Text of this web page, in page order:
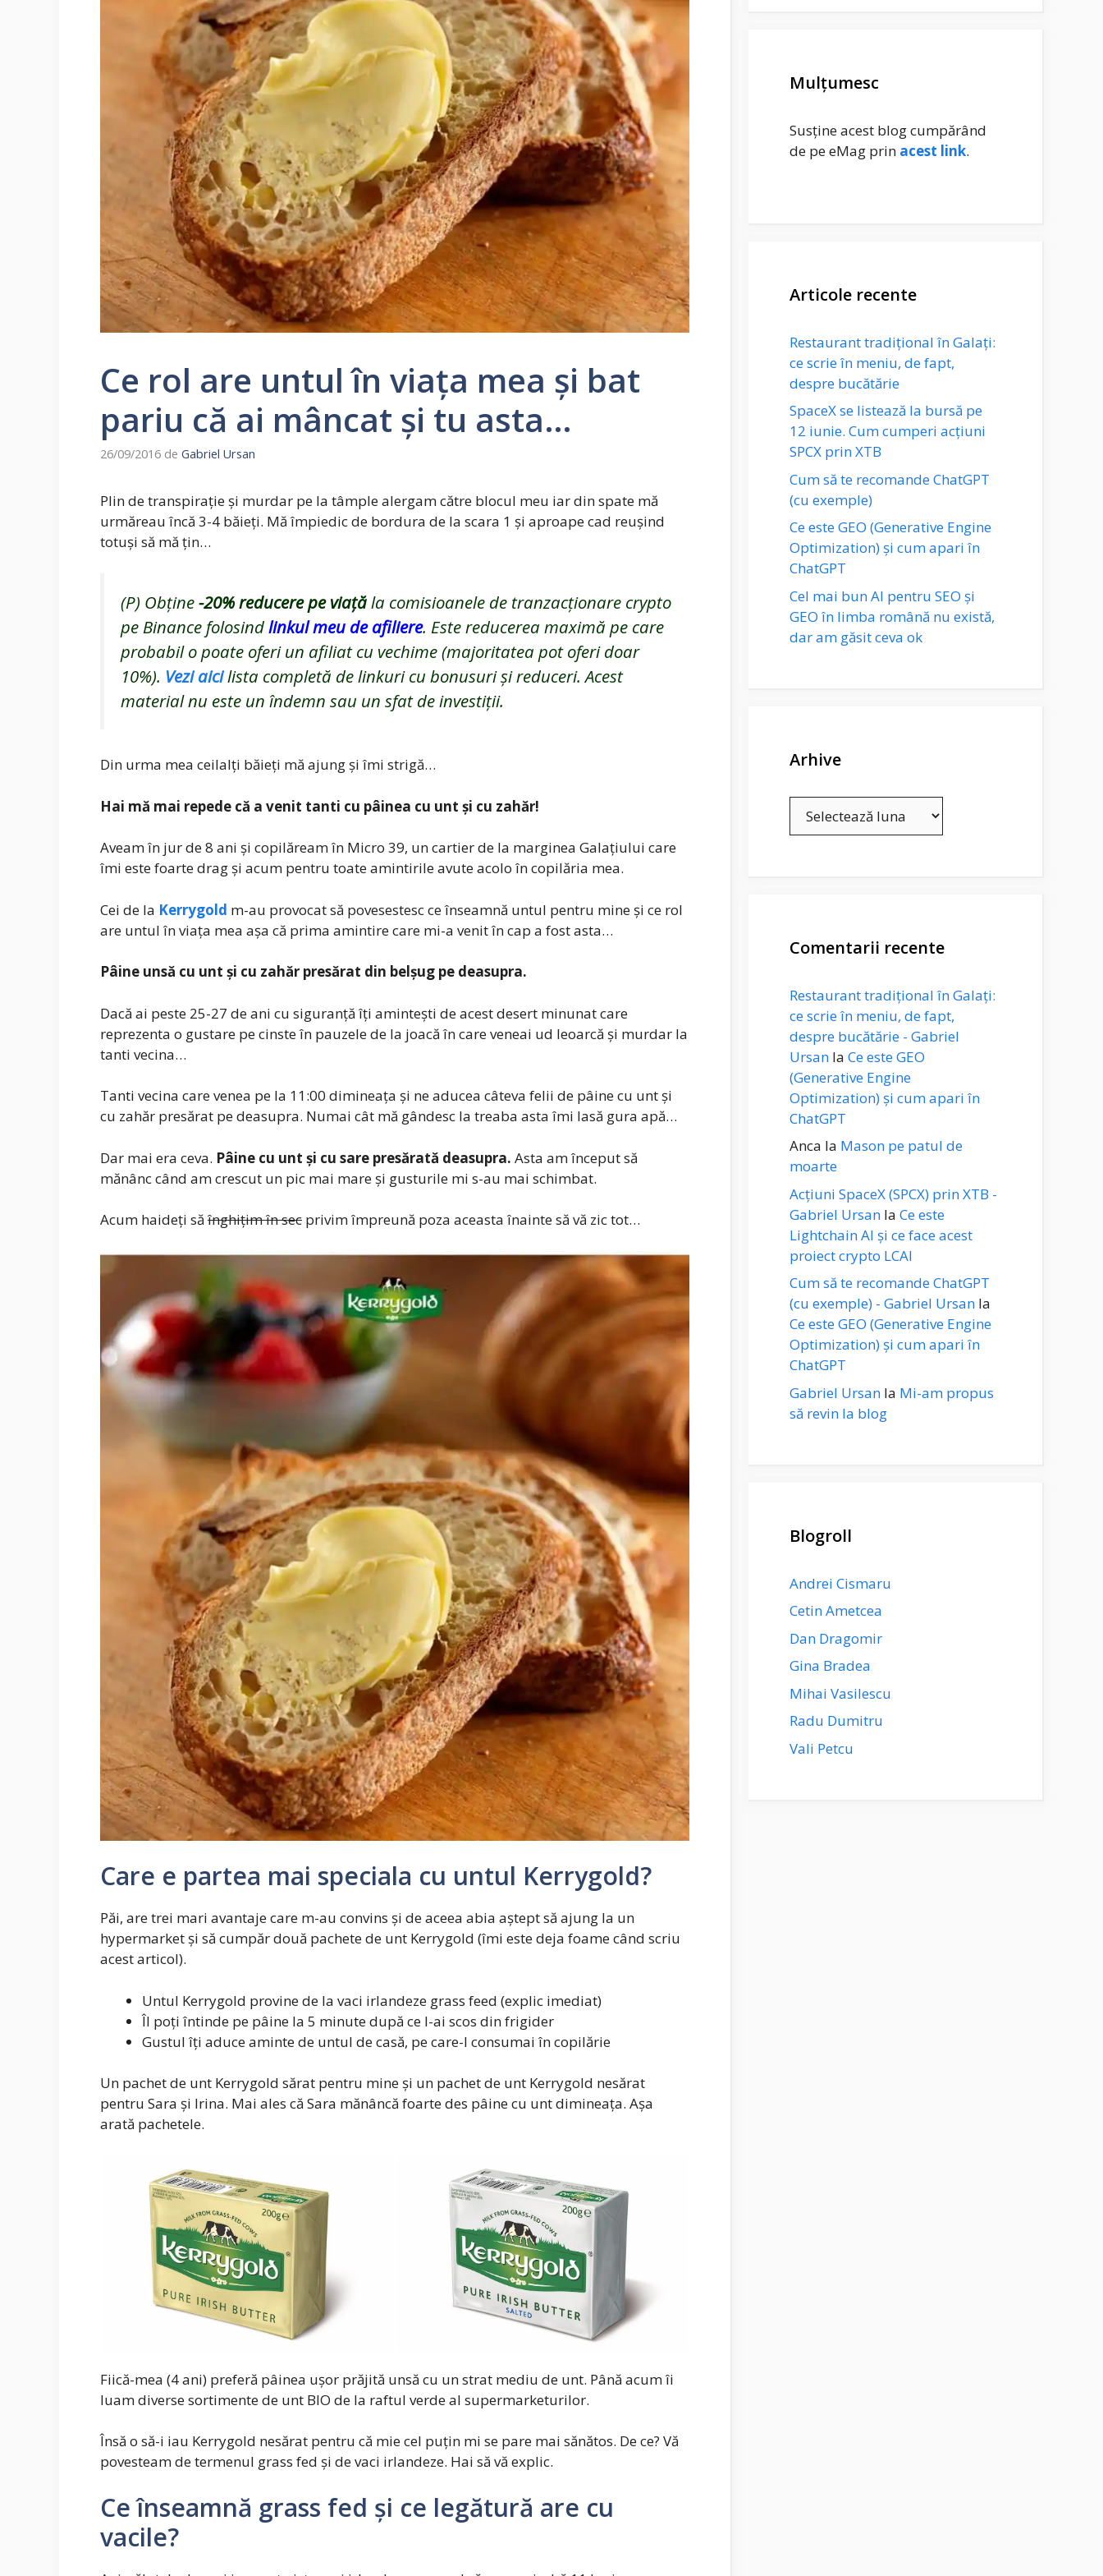
Ce rol are untul în viața mea și bat
pariu că ai mâncat și tu asta…
26/09/2016 de Gabriel Ursan
Plin de transpirație și murdar pe la tâmple alergam către blocul meu iar din spate mă
urmăreau încă 3-4 băieți. Mă împiedic de bordura de la scara 1 și aproape cad reușind
totuși să mă țin…
(P) Obține-20%reducere pe viațăla comisioanele de tranzacționare crypto
pe Binance folosindlinkul meu de afiliere. Este reducerea maximă pe care
probabil o poate oferi un afiliat cu vechime (majoritatea pot oferi doar
10%). Vezi aicilista completă de linkuri cu bonusuri și reduceri. Acest
material nu este un îndemn sau un sfat de investiții.
Din urma mea ceilalți băieți mă ajung și îmi strigă…
Hai mă mai repede că a venit tanti cu pâinea cu unt și cu zahăr!
Aveam în jur de 8 ani și copilăream în Micro 39, un cartier de la marginea Galațiului care
îmi este foarte drag și acum pentru toate amintirile avute acolo în copilăria mea.
Cei de la Kerrygold m-au provocat să povesestesc ce înseamnă untul pentru mine și ce rol
are untul în viața mea așa că prima amintire care mi-a venit în cap a fost asta…
Pâine unsă cu unt și cu zahăr presărat din belșug pe deasupra.
Dacă ai peste 25-27 de ani cu siguranță îți amintești de acest desert minunat care
reprezenta o gustare pe cinste în pauzele de la joacă în care veneai ud leoarcă și murdar la
tanti vecina…
Tanti vecina care venea pe la 11:00 dimineața și ne aducea câteva felii de pâine cu unt și
cu zahăr presărat pe deasupra. Numai cât mă gândesc la treaba asta îmi lasă gura apă…
Dar mai era ceva. Pâine cu unt și cu sare presărată deasupra. Asta am început să
mănânc când am crescut un pic mai mare și gusturile mi s-au mai schimbat.
Acum haideți să înghițim în sec privim împreună poza aceasta înainte să vă zic tot…
Care e partea mai speciala cu untul Kerrygold?
Păi, are trei mari avantaje care m-au convins și de aceea abia aștept să ajung la un
hypermarket și să cumpăr două pachete de unt Kerrygold (îmi este deja foame când scriu
acest articol).
Untul Kerrygold provine de la vaci irlandeze grass feed (explic imediat)
Îl poți întinde pe pâine la 5 minute după ce l-ai scos din frigider
Gustul îți aduce aminte de untul de casă, pe care-l consumai în copilărie
Un pachet de unt Kerrygold sărat pentru mine și un pachet de unt Kerrygold nesărat
pentru Sara și Irina. Mai ales că Sara mănâncă foarte des pâine cu unt dimineața. Așa
arată pachetele.
Fiică-mea (4 ani) preferă pâinea ușor prăjită unsă cu un strat mediu de unt. Până acum îi
luam diverse sortimente de unt BIO de la raftul verde al supermarketurilor.
Însă o să-i iau Kerrygold nesărat pentru că mie cel puțin mi se pare mai sănătos. De ce? Vă
povesteam de termenul grass fed și de vaci irlandeze. Hai să vă explic.
Ce înseamnă grass fed și ce legătură are cu
vacile?
Mulțumesc
Susține acest blog cumpărând
de pe eMag prin acest link.
Articole recente
Restaurant tradițional în Galați:
ce scrie în meniu, de fapt,
despre bucătărie
SpaceX se listează la bursă pe
12 iunie. Cum cumperi acțiuni
SPCX prin XTB
Cum să te recomande ChatGPT
(cu exemple)
Ce este GEO (Generative Engine
Optimization) și cum apari în
ChatGPT
Cel mai bun AI pentru SEO și
GEO în limba română nu există,
dar am găsit ceva ok
Arhive
Comentarii recente
Restaurant tradițional în Galați:
ce scrie în meniu, de fapt,
despre bucătărie - Gabriel
Ursan la Ce este GEO
(Generative Engine
Optimization) și cum apari în
ChatGPT
Anca la Mason pe patul de
moarte
Acțiuni SpaceX (SPCX) prin XTB -
Gabriel Ursan la Ce este
Lightchain AI și ce face acest
proiect crypto LCAI
Cum să te recomande ChatGPT
(cu exemple) - Gabriel Ursan la
Ce este GEO (Generative Engine
Optimization) și cum apari în
ChatGPT
Gabriel Ursan la Mi-am propus
să revin la blog
Blogroll
Andrei Cismaru
Cetin Ametcea
Dan Dragomir
Gina Bradea
Mihai Vasilescu
Radu Dumitru
Vali Petcu